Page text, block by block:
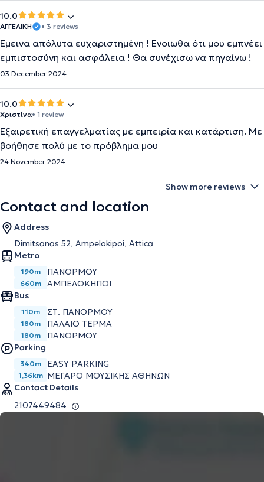
10.0
ΑΓΓΕΛΙΚΗ • 3 reviews
Έμεινα απόλυτα ευχαριστημένη ! Ενοιωθα ότι μου εμπνέει
εμπιστοσύνη και ασφάλεια ! Θα συνέχισω να πηγαίνω !
03 December 2024
10.0
Χριστίνα• 1 review
Εξαιρετική επαγγελματίας με εμπειρία και κατάρτιση. Με
βοήθησε πολύ με το πρόβλημα μου
24 November 2024
Show more reviews
Contact and location
Address
Dimitsanas 52, Ampelokipoi, Attica
Metro
190m ΠΑΝΌΡΜΟΥ
660m
ΑΜΠΕΛΌΚΗΠΟΙ
Bus
110m ΣΤ. ΠΑΝΟΡΜΟΥ
180m ΠΑΛΑΙΟ ΤΕΡΜΑ
180m
ΠΑΝΟΡΜΟΥ
Parking
340m EASY PARKING
1,36km ΜΕΓΆΡΟ ΜΟΥΣΙΚΉΣ ΑΘΗΝΏΝ
Contact Details
2107449484